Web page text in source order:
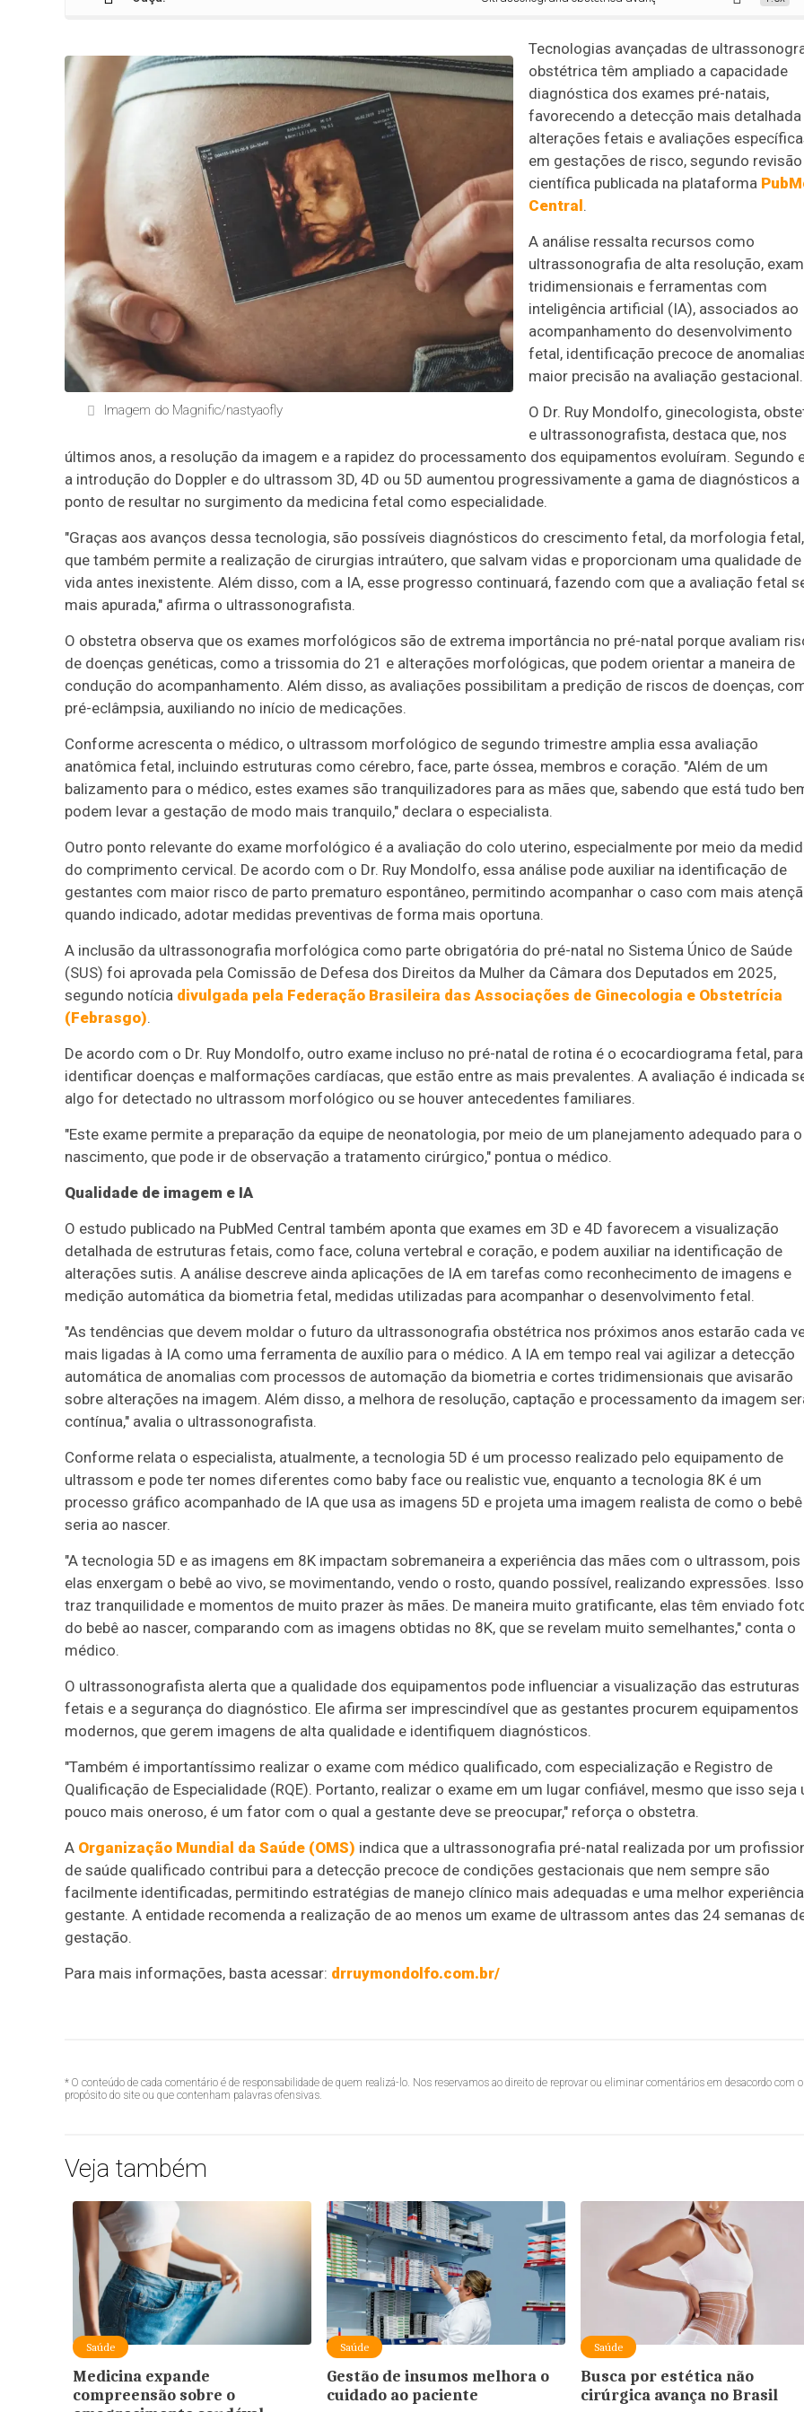
Imagem do Magnific/nastyaofly
Tecnologias avançadas de
obstétrica têm ampliado a capacidade
diagnóstica dos exames pré-natais,
favorecendo a detecção mais detalhada
alterações fetais e avaliações
em gestações de risco, segundo revisão
científica publicada na plataforma
Central .
A análise ressalta recursos como
ultrassonografia de alta resolução,
tridimensionais e ferramentas com
inteligência artificial (IA), associados ao
acompanhamento do desenvolvimento
fetal, identificação precoce de
maior precisão na avaliação gestacional.
O Dr. Ruy Mondolfo, ginecologista,
e ultrassonografista, destaca que, nos
últimos anos, a resolução da imagem e a rapidez do processamento dos equipamentos evoluíram. Segundo
a introdução do Doppler e do ultrassom 3D, 4D ou 5D aumentou progressivamente a gama de diagnósticos a
ponto de resultar no surgimento da medicina fetal como especialidade.
"Graças aos avanços dessa tecnologia, são possíveis diagnósticos do crescimento fetal, da morfologia
que também permite a realização de cirurgias intraútero, que salvam vidas e proporcionam uma qualidade de
vida antes inexistente. Além disso, com a IA, esse progresso continuará, fazendo com que a avaliação fetal
mais apurada," afirma o ultrassonografista.
O obstetra observa que os exames morfológicos são de extrema importância no pré-natal porque avaliam
de doenças genéticas, como a trissomia do 21 e alterações morfológicas, que podem orientar a maneira de
condução do acompanhamento. Além disso, as avaliações possibilitam a predição de riscos de doenças,
pré-eclâmpsia, auxiliando no início de medicações.
Conforme acrescenta o médico, o ultrassom morfológico de segundo trimestre amplia essa avaliação
anatômica fetal, incluindo estruturas como cérebro, face, parte óssea, membros e coração. "Além de um
balizamento para o médico, estes exames são tranquilizadores para as mães que, sabendo que está tudo
podem levar a gestação de modo mais tranquilo," declara o especialista.
Outro ponto relevante do exame morfológico é a avaliação do colo uterino, especialmente por meio da
do comprimento cervical. De acordo com o Dr. Ruy Mondolfo, essa análise pode auxiliar na identificação de
gestantes com maior risco de parto prematuro espontâneo, permitindo acompanhar o caso com mais
quando indicado, adotar medidas preventivas de forma mais oportuna.
A inclusão da ultrassonografia morfológica como parte obrigatória do pré-natal no Sistema Único de Saúde
(SUS) foi aprovada pela Comissão de Defesa dos Direitos da Mulher da Câmara dos Deputados em 2025,
segundo notícia divulgada pela Federação Brasileira das Associações de Ginecologia e Obstetrícia
(Febrasgo).
De acordo com o Dr. Ruy Mondolfo, outro exame incluso no pré-natal de rotina é o ecocardiograma fetal, para
identificar doenças e malformações cardíacas, que estão entre as mais prevalentes. A avaliação é indicada
algo for detectado no ultrassom morfológico ou se houver antecedentes familiares.
"Este exame permite a preparação da equipe de neonatologia, por meio de um planejamento adequado para o
nascimento, que pode ir de observação a tratamento cirúrgico," pontua o médico.
Qualidade de imagem e IA
O estudo publicado na PubMed Central também aponta que exames em 3D e 4D favorecem a visualização
detalhada de estruturas fetais, como face, coluna vertebral e coração, e podem auxiliar na identificação de
alterações sutis. A análise descreve ainda aplicações de IA em tarefas como reconhecimento de imagens e
medição automática da biometria fetal, medidas utilizadas para acompanhar o desenvolvimento fetal.
"As tendências que devem moldar o futuro da ultrassonografia obstétrica nos próximos anos estarão cada
mais ligadas à IA como uma ferramenta de auxílio para o médico. A IA em tempo real vai agilizar a detecção
automática de anomalias com processos de automação da biometria e cortes tridimensionais que avisarão
sobre alterações na imagem. Além disso, a melhora de resolução, captação e processamento da imagem
contínua," avalia o ultrassonografista.
Conforme relata o especialista, atualmente, a tecnologia 5D é um processo realizado pelo equipamento de
ultrassom e pode ter nomes diferentes como baby face ou realistic vue, enquanto a tecnologia 8K é um
processo gráfico acompanhado de IA que usa as imagens 5D e projeta uma imagem realista de como o bebê
seria ao nascer.
"A tecnologia 5D e as imagens em 8K impactam sobremaneira a experiência das mães com o ultrassom, pois
elas enxergam o bebê ao vivo, se movimentando, vendo o rosto, quando possível, realizando expressões. Isso
traz tranquilidade e momentos de muito prazer às mães. De maneira muito gratificante, elas têm enviado
do bebê ao nascer, comparando com as imagens obtidas no 8K, que se revelam muito semelhantes," conta o
médico.
O ultrassonografista alerta que a qualidade dos equipamentos pode influenciar a visualização das estruturas
fetais e a segurança do diagnóstico. Ele afirma ser imprescindível que as gestantes procurem equipamentos
modernos, que gerem imagens de alta qualidade e identifiquem diagnósticos.
"Também é importantíssimo realizar o exame com médico qualificado, com especialização e Registro de
Qualificação de Especialidade (RQE). Portanto, realizar o exame em um lugar confiável, mesmo que isso seja
pouco mais oneroso, é um fator com o qual a gestante deve se preocupar," reforça o obstetra.
A Organização Mundial da Saúde (OMS) indica que a ultrassonografia pré-natal realizada por um
de saúde qualificado contribui para a detecção precoce de condições gestacionais que nem sempre são
facilmente identificadas, permitindo estratégias de manejo clínico mais adequadas e uma melhor
gestante. A entidade recomenda a realização de ao menos um exame de ultrassom antes das 24 semanas
gestação.
Para mais informações, basta acessar: drruymondolfo.com.br/
* O conteúdo de cada comentário é de responsabilidade de quem realizá-lo. Nos reservamos ao direito de reprovar ou eliminar comentários em desacordo com o
propósito do site ou que contenham palavras ofensivas.
Veja também
Saúde
Medicina expande
compreensão sobre o
Saúde
Gestão de insumos melhora o
cuidado ao paciente
Saúde
Busca por estética não
cirúrgica avança no Brasil